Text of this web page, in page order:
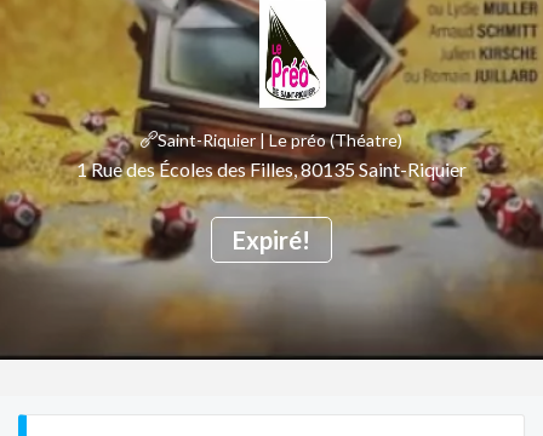
Expiré!
Saint-Riquier | Le préo (Théatre)
1 Rue des Écoles des Filles, 80135 Saint-Riquier